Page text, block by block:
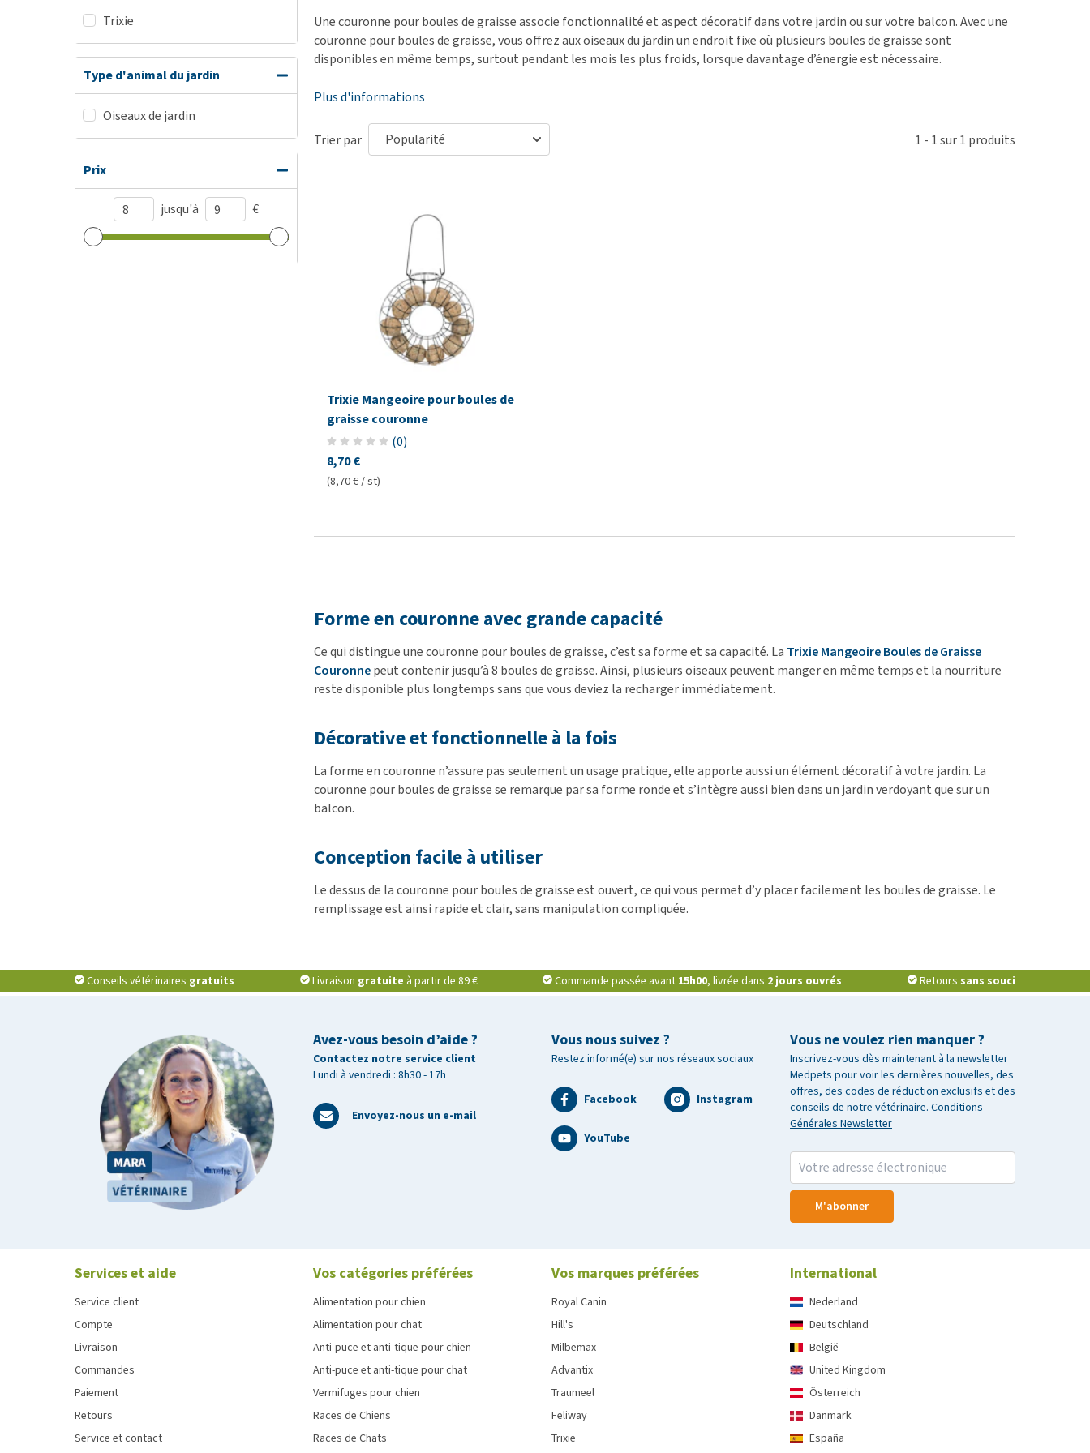
Sacs à déjections et
distributeurs
Matériel médical
Tout afficher
Problèmes articulaires et
de mobilité
Tout afficher
Problèmes respiratoires,
mal de gorge et toux
intestinaux
Tout afficher
Trixie
Type d'animal du jardin
Oiseaux de jardin
Prix
jusqu'à €
Une couronne pour boules de graisse associe fonctionnalité et aspect décoratif dans votre jardin ou sur votre balcon. Avec une
couronne pour boules de graisse, vous offrez aux oiseaux du jardin un endroit fixe où plusieurs boules de graisse sont
disponibles en même temps, surtout pendant les mois les plus froids, lorsque davantage d’énergie est nécessaire.
Plus d'informations
Trier par 1 - 1sur1 produits
Trixie Mangeoire pour boules de
graisse couronne
(0)
8,70 €
(8,70 € / st)
Forme en couronne avec grande capacité
Ce qui distingue une couronne pour boules de graisse, c’est sa forme et sa capacité. La Trixie Mangeoire Boules de Graisse
Couronnepeut contenir jusqu’à 8 boules de graisse. Ainsi, plusieurs oiseaux peuvent manger en même temps et la nourriture
reste disponible plus longtemps sans que vous deviez la recharger immédiatement.
Décorative et fonctionnelle à la fois
La forme en couronne n’assure pas seulement un usage pratique, elle apporte aussi un élément décoratif à votre jardin. La
couronne pour boules de graisse se remarque par sa forme ronde et s’intègre aussi bien dans un jardin verdoyant que sur un
balcon.
Conception facile à utiliser
Le dessus de la couronne pour boules de graisse est ouvert, ce qui vous permet d’y placer facilement les boules de graisse. Le
remplissage est ainsi rapide et clair, sans manipulation compliquée.
Conseils vétérinaires gratuits Livraison gratuite à partir de 89 € Commande passée avant 15h00, livrée dans 2 jours ouvrés Retours sans souci
Avez-vous besoin d’aide ?
Contactez notre service client
Lundi à vendredi : 8h30 - 17h
Envoyez-nous un e-mail
Vous ne voulez rien manquer ?
Inscrivez-vous dès maintenant à la newsletter
Medpets pour voir les dernières nouvelles, des
offres, des codes de réduction exclusifs et des
conseils de notre vétérinaire. Conditions
Générales Newsletter
M'abonner
Vous nous suivez ?
Restez informé(e) sur nos réseaux sociaux
Facebook Instagram
YouTube
Services et aide
Service client
Compte
Livraison
Commandes
Paiement
Retours
Service et contact
Vos catégories préférées
Alimentation pour chien
Alimentation pour chat
Anti-puce et anti-tique pour chien
Anti-puce et anti-tique pour chat
Vermifuges pour chien
Races de Chiens
Races de Chats
Vos marques préférées
Royal Canin
Hill's
Milbemax
Advantix
Traumeel
Feliway
Trixie
International
Nederland
Deutschland
België
United Kingdom
Österreich
Danmark
España